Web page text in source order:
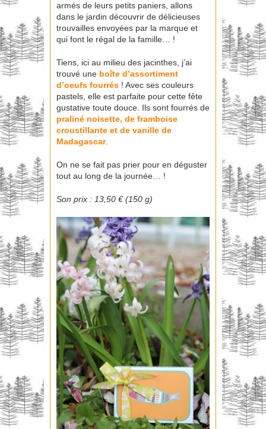
armés de leurs petits paniers, allons
dans le jardin découvrir de délicieuses
trouvailles envoyées par la marque et
qui font le régal de la famille… !
Tiens, ici au milieu des jacinthes, j’ai
trouvé une boîte d’assortiment
d’oeufs fourrés ! Avec ses couleurs
pastels, elle est parfaite pour cette fête
gustative toute douce. Ils sont fourrés de
praliné noisette, de framboise
croustillante et de vanille de
Madagascar.
On ne se fait pas prier pour en déguster
tout au long de la journée… !
Son prix : 13,50 € (150 g)